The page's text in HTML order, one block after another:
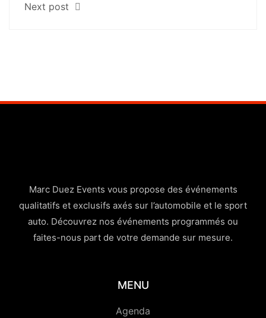
Next post
Marc Duez Events vous propose des événements
qualitatifs et exclusifs axés sur l’automobile et le sport
auto. Découvrez nos événements programmés ou
faites-nous part de votre demande sur mesure.
MENU
Agenda